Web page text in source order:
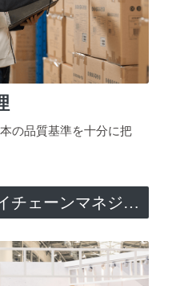
の品質基準を十分に把
サプライチェーンマネジメント